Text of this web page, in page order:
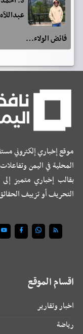
عبداللآه
فائض الولاء…
موقع إخباري إلكتروني
المحلية في اليمن
بقالب إخباري متميز
التحريف أو تزييف
اقسام الموقع
اخبار وتقارير
رياضة